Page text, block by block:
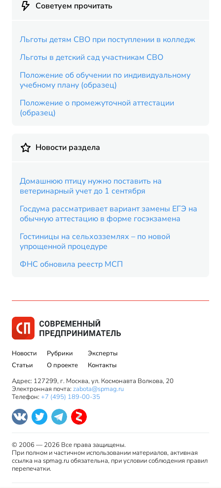
Советуем прочитать
Льготы детям СВО при поступлении в колледж
Льготы в детский сад участникам СВО
Положение об обучении по индивидуальному
учебному плану (образец)
Положение о промежуточной аттестации
(образец)
Новости раздела
Домашнюю птицу нужно поставить на
ветеринарный учет до 1 сентября
Госдума рассматривает вариант замены ЕГЭ на
обычную аттестацию в форме госэкзамена
Гостиницы на сельхозземлях – по новой
упрощенной процедуре
ФНС обновила реестр МСП
Новости
Статьи
Рубрики
О проекте
Эксперты
Контакты
Адрес: 127299, г. Москва, ул. Космонавта Волкова, 20
Электронная почта: zabota@spmag.ru
Телефон: +7 (495) 189-00-35
© 2006 — 2026 Все права защищены.
При полном и частичном использовании материалов, активная
ссылка на spmag.ru обязательна, при условии соблюдения правил
перепечатки.